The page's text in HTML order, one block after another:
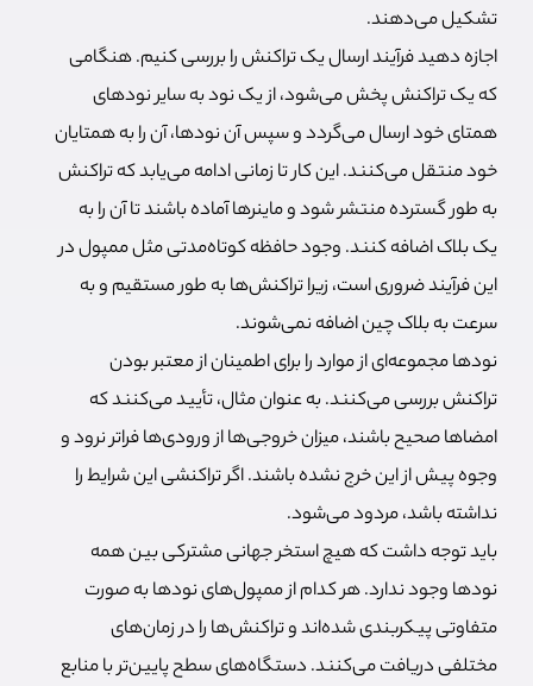
تشکیل می‌دهند.
اجازه دهید فرآیند ارسال یک تراکنش را بررسی کنیم. هنگامی
که یک تراکنش پخش می‌شود، از یک نود به سایر نودهای
همتای خود ارسال می‌گردد و سپس آن نودها، آن را به همتایان
خود منتقل می‌کنند. این کار تا زمانی ادامه می‌یابد که تراکنش
به طور گسترده منتشر شود و ماینرها آماده باشند تا آن را به
یک بلاک اضافه کنند. وجود حافظه کوتاه‌مدتی مثل ممپول در
این فرآیند ضروری است، زیرا تراکنش‌ها به طور مستقیم و به
سرعت به بلاک چین اضافه نمی‌شوند.
نودها مجموعه‌ای از موارد را برای اطمینان از معتبر بودن
تراکنش بررسی می‌کنند. به عنوان مثال، تأیید می‌کنند که
امضاها صحیح باشند، میزان خروجی‌ها از ورودی‌ها فراتر نرود و
وجوه پیش از این خرج نشده باشند. اگر تراکنشی این شرایط را
نداشته باشد، مردود می‌شود.
باید توجه داشت که هیچ استخر جهانی مشترکی بین همه
نودها وجود ندارد. هر کدام از ممپول‌های نودها به صورت
متفاوتی پیکربندی شده‌اند و تراکنش‌ها را در زمان‌های
مختلفی دریافت می‌کنند. دستگاه‌های سطح پایین‌تر با منابع